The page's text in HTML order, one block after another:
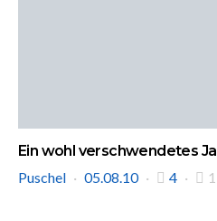
Ein wohl verschwendetes
Puschel
05.08.10 4